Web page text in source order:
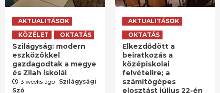
AKTUALITÁSOK
KÖZÉLET
OKTATÁS
Szilágyság: modern
eszközökkel
gazdagodtak a megye
és Zilah iskolái
3 weeks ago Szilágysági
Szó
AKTUALITÁSOK
OKTATÁS
Elkezdődött a
beiratkozás a
középiskolai
felvételire; a
számítógépes
elosztást július 22-én